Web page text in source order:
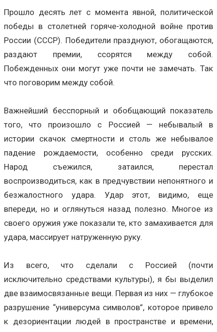
Прошло десять лет с момента явной, политической
победы в столетней горяче-холодной войне против
России (СССР). Победители празднуют, обогащаются,
раздают премии, ссорятся между собой.
Побежденных они могут уже почти не замечать. Так
что поговорим между собой.
Важнейший бесспорный и обобщающий показатель
того, что произошло с Россией — небывалый в
истории скачок смертности и столь же небывалое
падение рождаемости, особенно среди русских.
Народ съежился, затаился, перестал
воспроизводиться, как в предчувствии непонятного и
безжалостного удара. Удар этот, видимо, еще
впереди, но и оглянуться назад полезно. Многое из
своего оружия уже показали те, кто замахивается для
удара, массирует натруженную руку.
Из всего, что сделали с Россией (почти
исключительно средствами культуры), я бы выделил
две взаимосвязанные вещи. Первая из них — глубокое
разрушение “универсума символов”, которое привело
к дезориентации людей в пространстве и времени,